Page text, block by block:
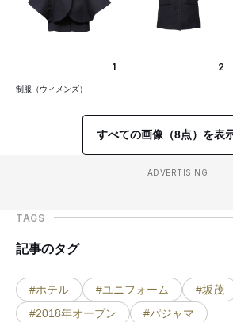
1
制服（ウィメンズ）
2
すべての画像（8点）を表
ADVERTISING
TAGS
記事のタグ
#ホテル #ユニフォーム
#坂茂
#2018年オープン
#パジャマ